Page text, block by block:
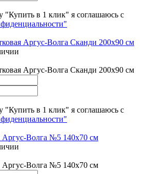
"Купить в 1 клик" я соглашаюсь с
Аргус-Волга Сканди 200х90 см
Аргус-Волга Сканди 200х90 см
"Купить в 1 клик" я соглашаюсь с
Аргус-Волга №5 140х70 см
Аргус-Волга №5 140х70 см